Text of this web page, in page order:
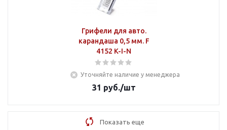
Грифели для авто.
карандаша 0,5 мм. F
4152 K-I-N
Уточняйте наличие у менеджера
31 руб./шт
Показать еще